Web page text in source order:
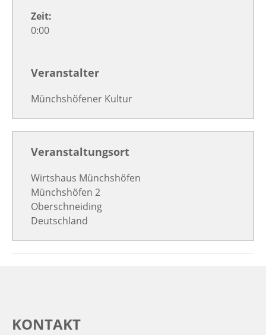
Zeit:
0:00
Veranstalter
Münchshöfener Kultur
Veranstaltungsort
Wirtshaus Münchshöfen
Münchshöfen 2
Oberschneiding
Deutschland
KONTAKT